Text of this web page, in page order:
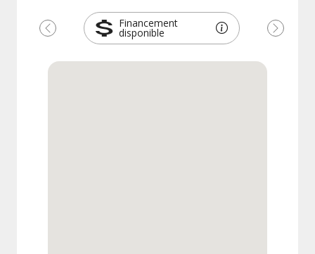
Financement
disponible
Précédent Suivant